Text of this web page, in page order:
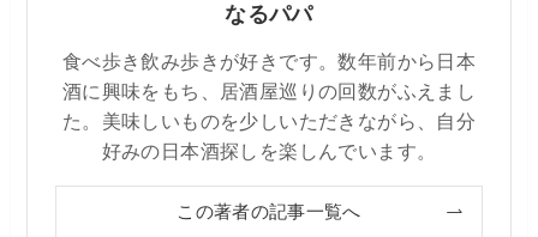
なるパパ
食べ歩き飲み歩きが好きです。数年前から日本
酒に興味をもち、居酒屋巡りの回数がふえまし
た。美味しいものを少しいただきながら、自分
好みの日本酒探しを楽しんでいます。
この著者の記事一覧へ